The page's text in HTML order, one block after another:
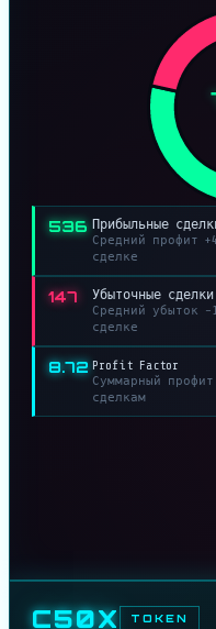
536 Прибыльные
Средний профит
сделке
147 Убыточные сделки
Средний убыток
сделке
8.72 Profit Factor
Суммарный
сделкам
C50X TOKEN